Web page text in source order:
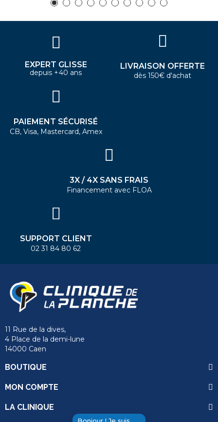
EXPERT GLISSE
depuis +40 ans
LIVRAISON OFFERTE
dès 150€ d'achat
PAIEMENT SÉCURISÉ
CB, Visa, Mastercard, Amex
3X / 4X SANS FRAIS
Financement avec FLOA
SUPPORT CLIENT
02 31 84 80 62
11 Rue de la dives,
4 Place de la demi-lune
14000 Caen
BOUTIQUE
MON COMPTE
LA CLINIQUE